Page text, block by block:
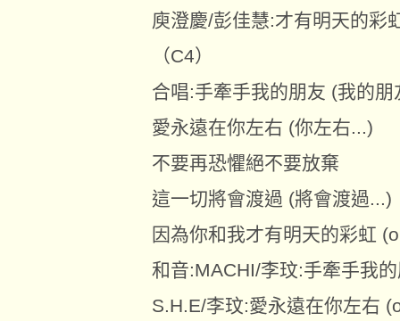
庾澄慶/彭佳慧:才有明天的彩
（C4）
合唱:手牽手我的朋友 (我的朋
愛永遠在你左右 (你左右...)
不要再恐懼絕不要放棄
這一切將會渡過 (將會渡過...)
因為你和我才有明天的彩虹
和音:MACHI/李玟:手牽手
S.H.E/李玟:愛永遠在你左